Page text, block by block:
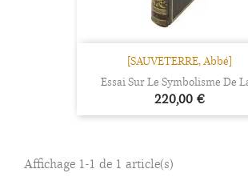
[SAUVETERRE, Abbé]
Essai Sur Le Symbolisme De
Prix
220,00 €
Affichage 1-1 de 1 article(s)